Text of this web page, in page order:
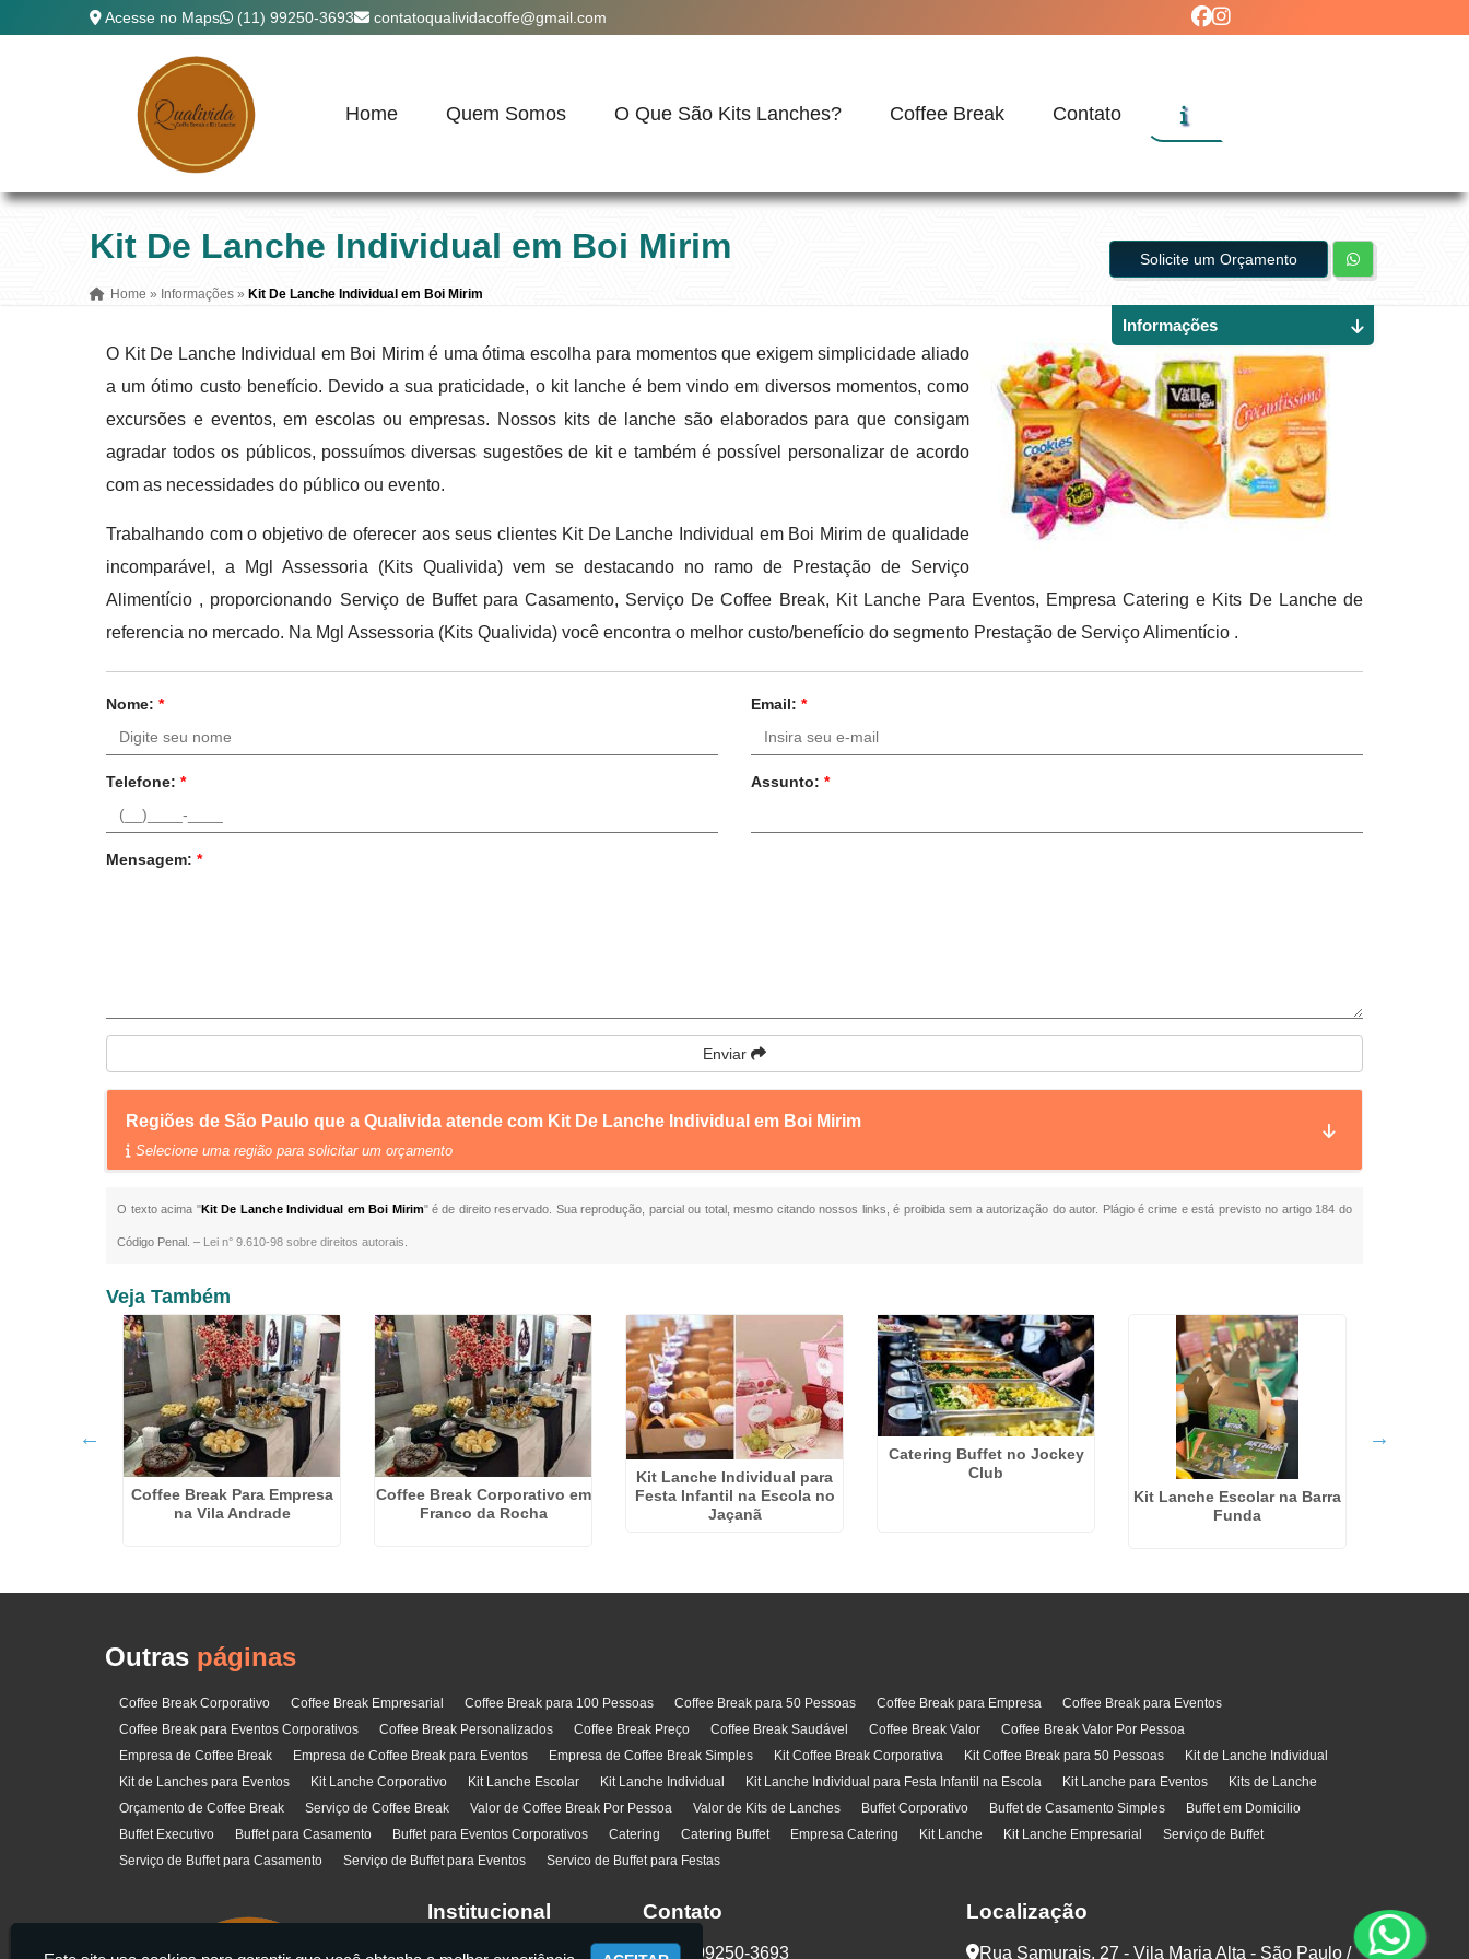
Acesse no Maps (11) 99250-3693 contatoqualividacoffe@gmail.com
Home Quem Somos O Que São Kits Lanches? Coffee Break Contato
Kit De Lanche Individual em Boi Mirim
Home » Informações » Kit De Lanche Individual em Boi Mirim
Solicite um Orçamento
O Kit De Lanche Individual em Boi Mirim é uma ótima escolha para momentos que exigem simplicidade aliado
a um ótimo custo benefício. Devido a sua praticidade, o kit lanche é bem vindo em diversos momentos, como
excursões e eventos, em escolas ou empresas. Nossos kits de lanche são elaborados para que consigam
agradar todos os públicos, possuímos diversas sugestões de kit e também é possível personalizar de acordo
com as necessidades do público ou evento.
Trabalhando com o objetivo de oferecer aos seus clientes Kit De Lanche Individual em Boi Mirim de qualidade
incomparável, a Mgl Assessoria (Kits Qualivida) vem se destacando no ramo de Prestação de Serviço
Alimentício , proporcionando Serviço de Buffet para Casamento, Serviço De Coffee Break, Kit Lanche Para Eventos, Empresa Catering e Kits De Lanche de
referencia no mercado. Na Mgl Assessoria (Kits Qualivida) você encontra o melhor custo/benefício do segmento Prestação de Serviço Alimentício .
Nome:* Email: *
Telefone:* Assunto: *
Mensagem:*
Enviar
Regiões de São Paulo que a Qualivida atende com Kit De Lanche Individual em Boi Mirim
Selecione uma região para solicitar um orçamento
O texto acima "Kit De Lanche Individual em Boi Mirim" é de direito reservado. Sua reprodução, parcial ou total, mesmo citando nossos links, é proibida sem a autorização do autor. Plágio é crime e está previsto no artigo 184 do
Código Penal. – Lei n° 9.610-98 sobre direitos autorais
Informações
Veja Também
Coffee Break Para Empresa
na Vila Andrade
Coffee Break Corporativo em
Franco da Rocha
Kit Lanche Individual para
Festa Infantil na Escola no
Jaçanã
Catering Buffet no Jockey
Club
Kit Lanche Escolar na Barra
Funda
Outras páginas
Coffee Break Corporativo Coffee Break Empresarial Coffee Break para 100 Pessoas Coffee Break para 50 Pessoas Coffee Break para Empresa
Coffee Break para Eventos
Coffee Break para Eventos Corporativos
Coffee Break Personalizados Coffee Break Preço Coffee Break Saudável Coffee Break Valor
Coffee Break Valor Por Pessoa
Empresa de Coffee Break
Empresa de Coffee Break para Eventos Empresa de Coffee Break Simples Kit Coffee Break Corporativa Kit Coffee Break para 50 Pessoas
Kit de Lanche Individual
Kit de Lanches para Eventos
Kit Lanche Corporativo Kit Lanche Escolar Kit Lanche Individual Kit Lanche Individual para Festa Infantil na Escola Kit Lanche para Eventos
Kits de Lanche
Orçamento de Coffee Break
Serviço de Coffee Break Valor de Coffee Break Por Pessoa Valor de Kits de Lanches Buffet Corporativo Buffet de Casamento Simples
Buffet em Domicilio
Buffet Executivo
Buffet para Casamento Buffet para Eventos Corporativos Catering Catering Buffet Empresa Catering Kit Lanche Kit Lanche Empresarial
Serviço de Buffet
Serviço de Buffet para Casamento
Serviço de Buffet para Eventos Servico de Buffet para Festas
Institucional
Home
Contato
(11) 99250-3693
Localização
Rua Samurais, 27 - Vila Maria Alta - São Paulo /